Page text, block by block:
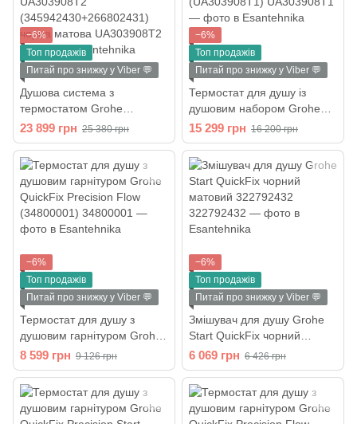
−6%
Топ продажів
Питай про знижку у Viber 💬
Душова система з
термостатом Grohe
QuickFix Precision Start &
Vitalio Start 250 Black
UA303908T2
(345942430+266802431)
чорна матова
23 899 грн 25 380 грн
−6%
Топ продажів
Питай про знижку у Viber 💬
Термостат для душу із
душовим набором Grohe
QuickFix Precision Start
Black чорний матовий
(UA303908T1)
15 299 грн 16 200 грн
−6%
Топ продажів
Питай про знижку у Viber 💬
Термостат для душу з
душовим гарнітуром Grohe
QuickFix Precision Flow
(34800001)
8 599 грн 9 126 грн
−6%
Топ продажів
Питай про знижку у Viber 💬
Змішувач для душу Grohe
Start QuickFix чорний
матовий 322792432
6 069 грн 6 426 грн